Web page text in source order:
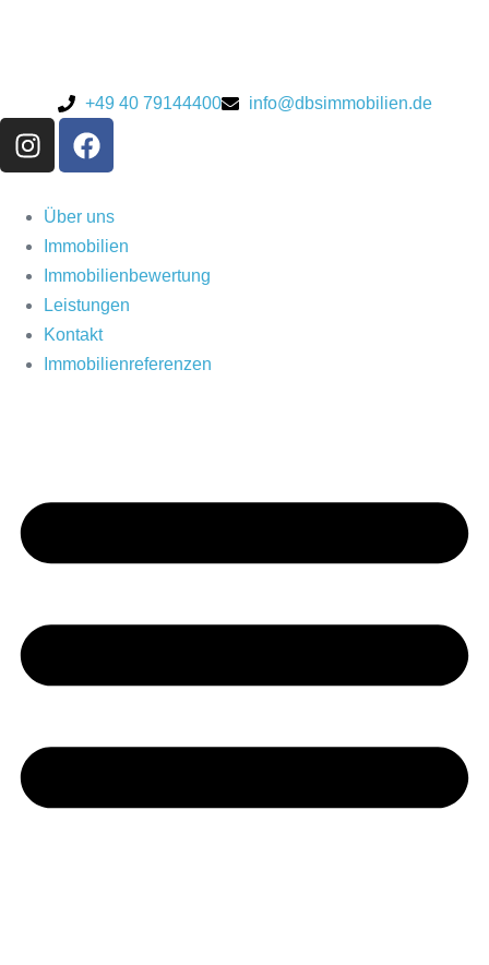
+49 40 79144400 info@dbsimmobilien.de
Über uns
Immobilien
Immobilienbewertung
Leistungen
Kontakt
Immobilienreferenzen